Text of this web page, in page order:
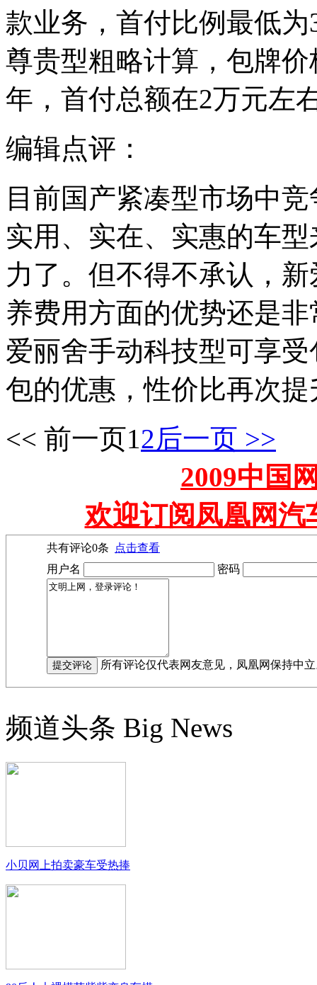
款业务，首付比例最低
尊贵型粗略计算，包牌
年，首付总额在2万元左
编辑点评：
目前国产紧凑型市场中
实用、实在、实惠的车
力了。但不得不承认，
养费用方面的优势还是
爱丽舍手动科技型可享
包的优惠，性价比再次
<< 前一页12后一页 >>
2009中国
欢迎订阅凤凰网汽
共有评论0条
点击查看
用户名
密码
所有评论仅代表网友意见，凤凰网保持中
频道头条 Big News
小贝网上拍卖豪车受热捧